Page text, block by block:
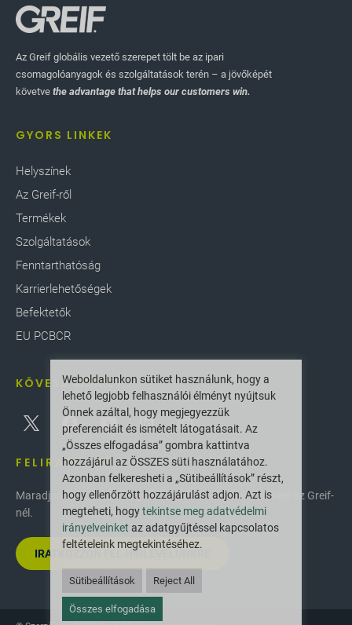
Az Greif globális vezető szerepet tölt be az ipari
csomagolóanyagok és szolgáltatások terén – a jövőképét
követve the advantage that helps our customers win.
GYORS LINKEK
Helyszínek
Az Greif-ről
Termékek
Szolgáltatások
Fenntarthatóság
Karrierlehetőségek
Befektetők
EU PCBCR
KÖVESS MINKET
FELIRATKOZÁS
Maradjon naprakész a legújabb innovációkkal és hírekkel az Greif-
nél.
IRATKOZZON FEL HÍRLEVELÜNKRE
Weboldalunkon sütiket használunk, hogy a
lehető legjobb felhasználói élményt nyújtsuk
Önnek azáltal, hogy megjegyezzük
preferenciáit és ismételt látogatásait. Az
„Összes elfogadása” gombra kattintva
hozzájárul az ÖSSZES süti használatához.
Azonban felkeresheti a „Sütibeállítások” részt,
hogy ellenőrzött hozzájárulást adjon. Azt is
megteheti, hogytekintse meg adatvédelmi
irányelveinket az adatgyűjtéssel kapcsolatos
feltételeink megtekintéséhez.
Sütibeállítások Reject All
Összes elfogadása